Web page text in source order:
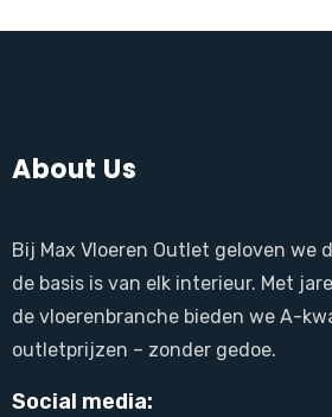
About Us
Bij Max Vloeren Outlet geloven we
de basis is van elk interieur. Met
de vloerenbranche bieden we A-
outletprijzen – zonder gedoe.
Social media: